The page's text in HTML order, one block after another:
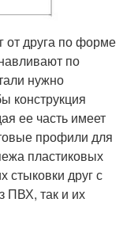
от друга по форме
по
нужно
конструкция
ее часть имеет
профили для
пластиковых
стыковки друг с
ПВХ, так и их